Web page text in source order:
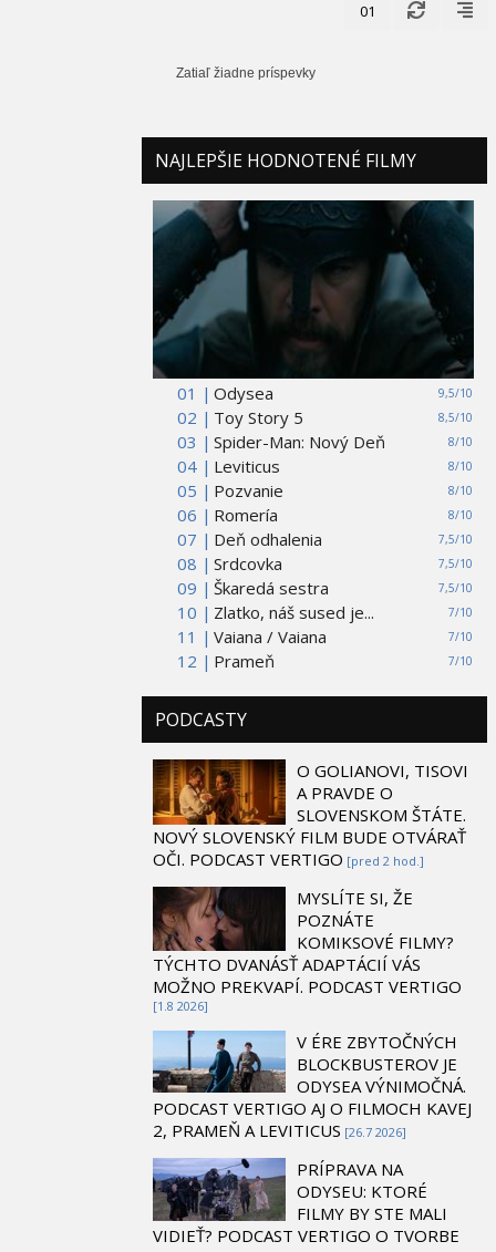
01
Zatiaľ žiadne príspevky
NAJLEPŠIE HODNOTENÉ FILMY
01 | 9,5/10
Odysea
02 |
8,5/10
Toy Story 5
03 |
8/10
Spider-Man: Nový Deň
04 |
8/10
Leviticus
05 |
8/10
Pozvanie
06 |
8/10
Romería
07 |
7,5/10
Deň odhalenia
08 |
7,5/10
Srdcovka
09 |
7,5/10
Škaredá sestra
10 |
7/10
Zlatko, náš sused je...
11 |
7/10
Vaiana / Vaiana
12 |
7/10
Prameň
PODCASTY
O GOLIANOVI, TISOVI
A PRAVDE O
SLOVENSKOM ŠTÁTE.
NOVÝ SLOVENSKÝ FILM BUDE OTVÁRAŤ
OČI. PODCAST VERTIGO [pred 2 hod.]
MYSLÍTE SI, ŽE
POZNÁTE
KOMIKSOVÉ FILMY?
TÝCHTO DVANÁSŤ ADAPTÁCIÍ VÁS
MOŽNO PREKVAPÍ. PODCAST VERTIGO
[1.8 2026]
V ÉRE ZBYTOČNÝCH
BLOCKBUSTEROV JE
ODYSEA VÝNIMOČNÁ.
PODCAST VERTIGO AJ O FILMOCH KAVEJ
2, PRAMEŇ A LEVITICUS [26.7 2026]
PRÍPRAVA NA
ODYSEU: KTORÉ
FILMY BY STE MALI
VIDIEŤ? PODCAST VERTIGO O TVORBE